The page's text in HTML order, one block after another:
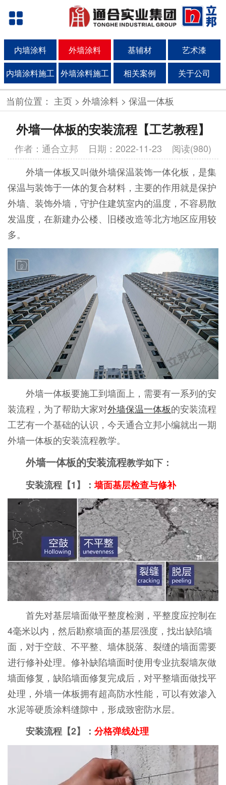
内墙涂料 外墙涂料 基辅材 艺术漆
内墙涂料施工 外墙涂料施工 相关案例 关于公司
当前位置： 主页> 外墙涂料> 保温一体板
外墙一体板的安装流程【工艺教程】
作者：通合立邦 日期：2022-11-23 阅读(980)
外墙一体板又叫做外墙保温装饰一体化板，是集
保温与装饰于一体的复合材料，主要的作用就是保护
外墙、装饰外墙，守护住建筑室内的温度，不容易散
发温度，在新建办公楼、旧楼改造等北方地区应用较
多。
外墙一体板要施工到墙面上，需要有一系列的安
装流程，为了帮助大家对外墙保温一体板的安装流程
工艺有一个基础的认识，今天通合立邦小编就出一期
外墙一体板的安装流程教学。
外墙一体板的安装流程教学如下：
安装流程【1】：墙面基层检查与修补
首先对基层墙面做平整度检测，平整度应控制在
4毫米以内，然后勘察墙面的基层强度，找出缺陷墙
面，对于空鼓、不平整、墙体脱落、裂缝的墙面需要
进行修补处理。修补缺陷墙面时使用专业抗裂墙灰做
墙面修复，缺陷墙面修复完成后，对平整墙面做找平
处理，外墙一体板拥有超高防水性能，可以有效渗入
水泥等硬质涂料缝隙中，形成致密防水层。
安装流程【2】： 分格弹线处理